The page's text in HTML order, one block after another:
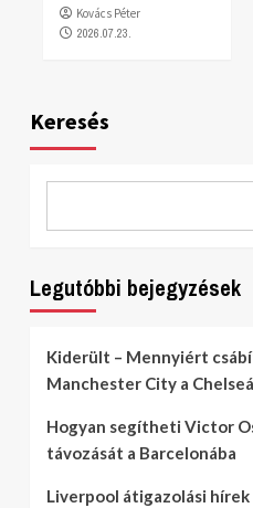
Kovács Péter
2026.07.23.
Keresés
Legutóbbi bejegyzések
Kiderült – Mennyiért
Manchester City a
Hogyan segítheti Victor
távozását a Barcelonába
Liverpool átigazolási